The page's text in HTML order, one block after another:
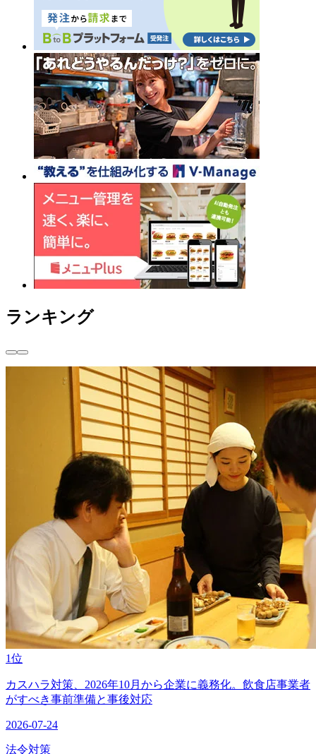
ランキング
1位
カスハラ対策、2026年10月から企業に義務化。飲食店事業者
がすべき事前準備と事後対応
2026-07-24
法令対策